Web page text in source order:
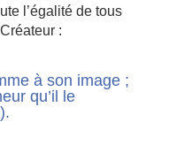
l’égalité de tous
:
à son image ;
qu’il le